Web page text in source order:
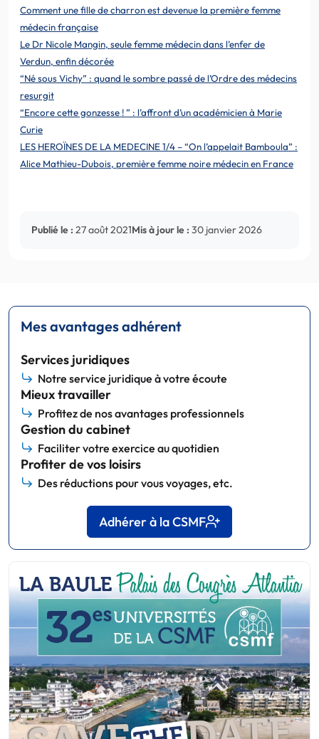
Comment une fille de charron est devenue la première femme
médecin française
Le Dr Nicole Mangin, seule femme médecin dans l’enfer de
Verdun, enfin décorée
“Né sous Vichy” : quand le sombre passé de l’Ordre des médecins
resurgit
“Encore cette gonzesse ! ” : l’affront d’un académicien à Marie
Curie
LES HEROÏNES DE LA MEDECINE 1/4 – “On l’appelait Bamboula” :
Alice Mathieu-Dubois, première femme noire médecin en France
Publié le : 27 août 2021Mis à jour le : 30 janvier 2026
Mes avantages adhérent
Services juridiques
Notre service juridique à votre écoute
Mieux travailler
Profitez de nos avantages professionnels
Gestion du cabinet
Faciliter votre exercice au quotidien
Profiter de vos loisirs
Des réductions pour vous voyages, etc.
Adhérer à la CSMF